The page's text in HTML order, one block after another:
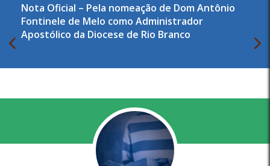
Nota Oficial – Pela nomeação de Dom Antônio
Fontinele de Melo como Administrador
Apostólico da Diocese de Rio Branco